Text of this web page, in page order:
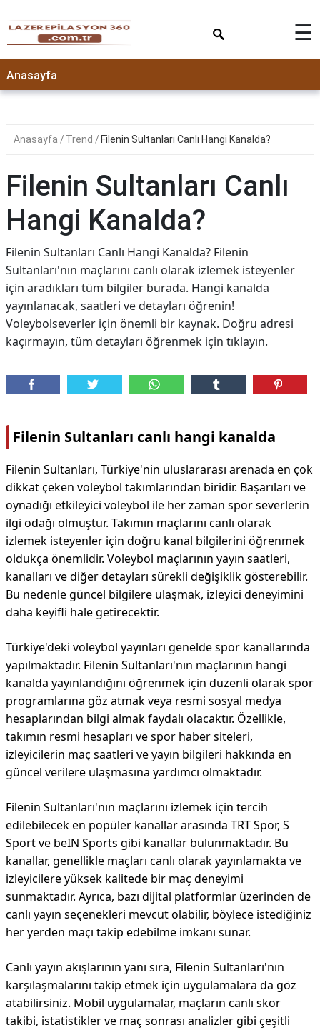
☰
Anasayfa
Anasayfa Trend Filenin Sultanları Canlı Hangi Kanalda?
Filenin Sultanları Canlı
Hangi Kanalda?
Filenin Sultanları Canlı Hangi Kanalda? Filenin
Sultanları'nın maçlarını canlı olarak izlemek isteyenler
için aradıkları tüm bilgiler burada. Hangi kanalda
yayınlanacak, saatleri ve detayları öğrenin!
Voleybolseverler için önemli bir kaynak. Doğru adresi
kaçırmayın, tüm detayları öğrenmek için tıklayın.
Filenin Sultanları canlı hangi kanalda
Filenin Sultanları, Türkiye'nin uluslararası arenada en çok
dikkat çeken voleybol takımlarından biridir. Başarıları ve
oynadığı etkileyici voleybol ile her zaman spor severlerin
ilgi odağı olmuştur. Takımın maçlarını canlı olarak
izlemek isteyenler için doğru kanal bilgilerini öğrenmek
oldukça önemlidir. Voleybol maçlarının yayın saatleri,
kanalları ve diğer detayları sürekli değişiklik gösterebilir.
Bu nedenle güncel bilgilere ulaşmak, izleyici deneyimini
daha keyifli hale getirecektir.
Türkiye'deki voleybol yayınları genelde spor kanallarında
yapılmaktadır. Filenin Sultanları'nın maçlarının hangi
kanalda yayınlandığını öğrenmek için düzenli olarak spor
programlarına göz atmak veya resmi sosyal medya
hesaplarından bilgi almak faydalı olacaktır. Özellikle,
takımın resmi hesapları ve spor haber siteleri,
izleyicilerin maç saatleri ve yayın bilgileri hakkında en
güncel verilere ulaşmasına yardımcı olmaktadır.
Filenin Sultanları'nın maçlarını izlemek için tercih
edilebilecek en popüler kanallar arasında TRT Spor, S
Sport ve beIN Sports gibi kanallar bulunmaktadır. Bu
kanallar, genellikle maçları canlı olarak yayınlamakta ve
izleyicilere yüksek kalitede bir maç deneyimi
sunmaktadır. Ayrıca, bazı dijital platformlar üzerinden de
canlı yayın seçenekleri mevcut olabilir, böylece istediğiniz
her yerden maçı takip edebilme imkanı sunar.
Canlı yayın akışlarının yanı sıra, Filenin Sultanları'nın
karşılaşmalarını takip etmek için uygulamalara da göz
atabilirsiniz. Mobil uygulamalar, maçların canlı skor
takibi, istatistikler ve maç sonrası analizler gibi çeşitli